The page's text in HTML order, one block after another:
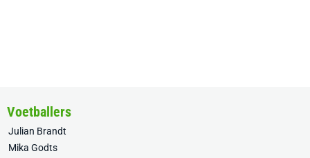
Voetballers
Julian Brandt
Mika Godts